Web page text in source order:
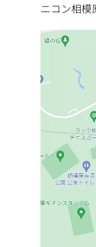
ニコン相模